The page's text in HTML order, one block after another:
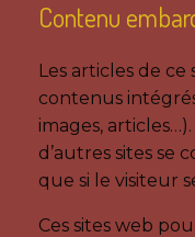
Contenu
Les articles de
contenus
images,
d’autres sites se
que si le visiteur
Ces sites web